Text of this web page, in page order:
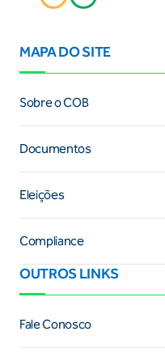
MAPA DO SITE
Sobre o COB
Documentos
Eleições
Compliance
OUTROS LINKS
Fale Conosco